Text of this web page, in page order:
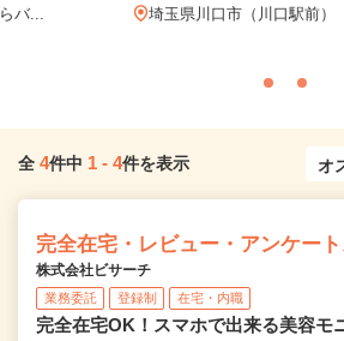
バ...
埼玉県川口市（川口駅前）
全 4件中 1 - 4件を表示
完全在宅・レビュー・アンケー
株式会社ビサーチ
業務委託 登録制 在宅・内職
完全在宅OK！スマホで出来る美容モ